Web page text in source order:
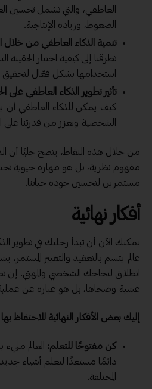
العاطفي، والتي تشمل تحسين
الضغوط، وزيادة الإنتاجية.
تنمية الذكاء العاطفي من خلال
تطرقنا إلى كيفية اختيار الحقيبة
استخدامها بشكل فعّال لتحقيق
تأثير تطوير الذكاء العاطفي على
كيف يمكن للذكاء العاطفي أن
الشخصية ويعزز من قدرتنا على
من خلال هذه النقاط، يتضح جليًا أن
مفهوم نظرية، بل هو مهارة حيوية
مستمرين لتحسين جودة حياتنا.
أفكار نهائية
يمكنك الآن أن تبدأ رحلتك في تطوير
عالم يتسم بالتعقيد والتغيير
انطلاق لنجاحك الشخصي والمهني. إن
عشية وضحاها، بل هو عبارة عن عملية
إليك بعض الأفكار النهائية للاحتفاظ
كن مفتوحًا للتعلم: العالم
دائمًا مستعدًا لتعلم أشياء
المختلفة.